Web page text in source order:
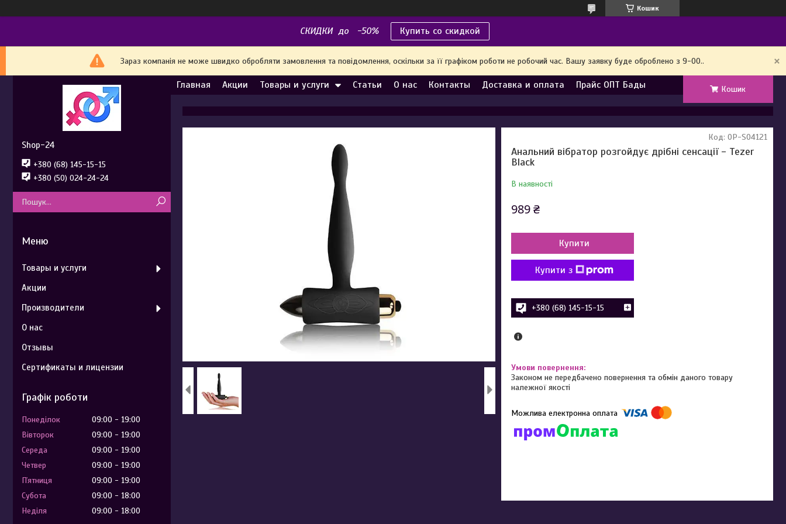
Кошик
СКИДКИ до -50% Купить со скидкой
Зараз компанія не може швидко обробляти замовлення та повідомлення, оскільки за її графіком роботи не робочий час. Вашу заявку буде оброблено з 9-00..
Главная Акции Товары и услуги Статьи О нас Контакты Доставка и оплата Прайс ОПТ Бады Кошик
Анальний вібратор розгойдує дрібні сенсації - Tezer
Black
В наявності
Код: OP-SO4121
989 ₴
Купити
Купити з
+380 (68) 145-15-15
Законом не передбачено повернення та обмін даного товару
належної якості
Shop-24
+380 (68) 145-15-15
+380 (50) 024-24-24
Товары и услуги
Акции
Производители
О нас
Отзывы
Сертификаты и лицензии
Графік роботи
Понеділок 09:00
19:00
Вівторок
09:00
19:00
Середа
09:00
19:00
Четвер
09:00
19:00
Пʼятниця
09:00
19:00
Субота
09:00
18:00
Неділя
09:00 18:00